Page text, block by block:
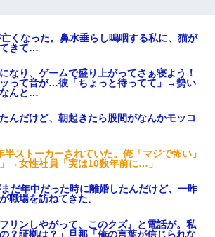
音とし
愉快にな
るんだ」
ン弄っ
、佳子さ
がこち
るw w
ララさ
も非情
の宇垣美
いいんだ
話題にw
ある！イ
俺「し
いる間に
されてい
母が兄一家にお米を送って
る？」甥「お米の配達に行って
る」私「？配達？」姪「それ言
っちゃダメなんだよ！」ガチャ
在しなきゃいけないのが苦痛。
私「貴方は私の実家を早々に退
ること。女は許されない」
同窓会で実験、「俺が青年実
反応をするか」
【切実】夫に無理と言われた
コレｗｗｗ
主な税金の成り立ちを調べて
くなった。鼻水垂らし嗚咽する私に、猫が
きて…
なり、ゲームで盛り上がってさぁ寝よう！
って音が…彼「ちょっと待ってて」→勢い
んと…
んだけど、朝起きたら股間がなんかモッコ
ストーカーされていた。俺「マジで怖い」
」→女性社員「実は10数年前に…」
だ年中だった時に離婚したんだけど、一昨
職場を訪ねてきた。
リンしやがって、このクズ』と電話が。私
？証拠は？」旦那「俺の言葉が信じられな